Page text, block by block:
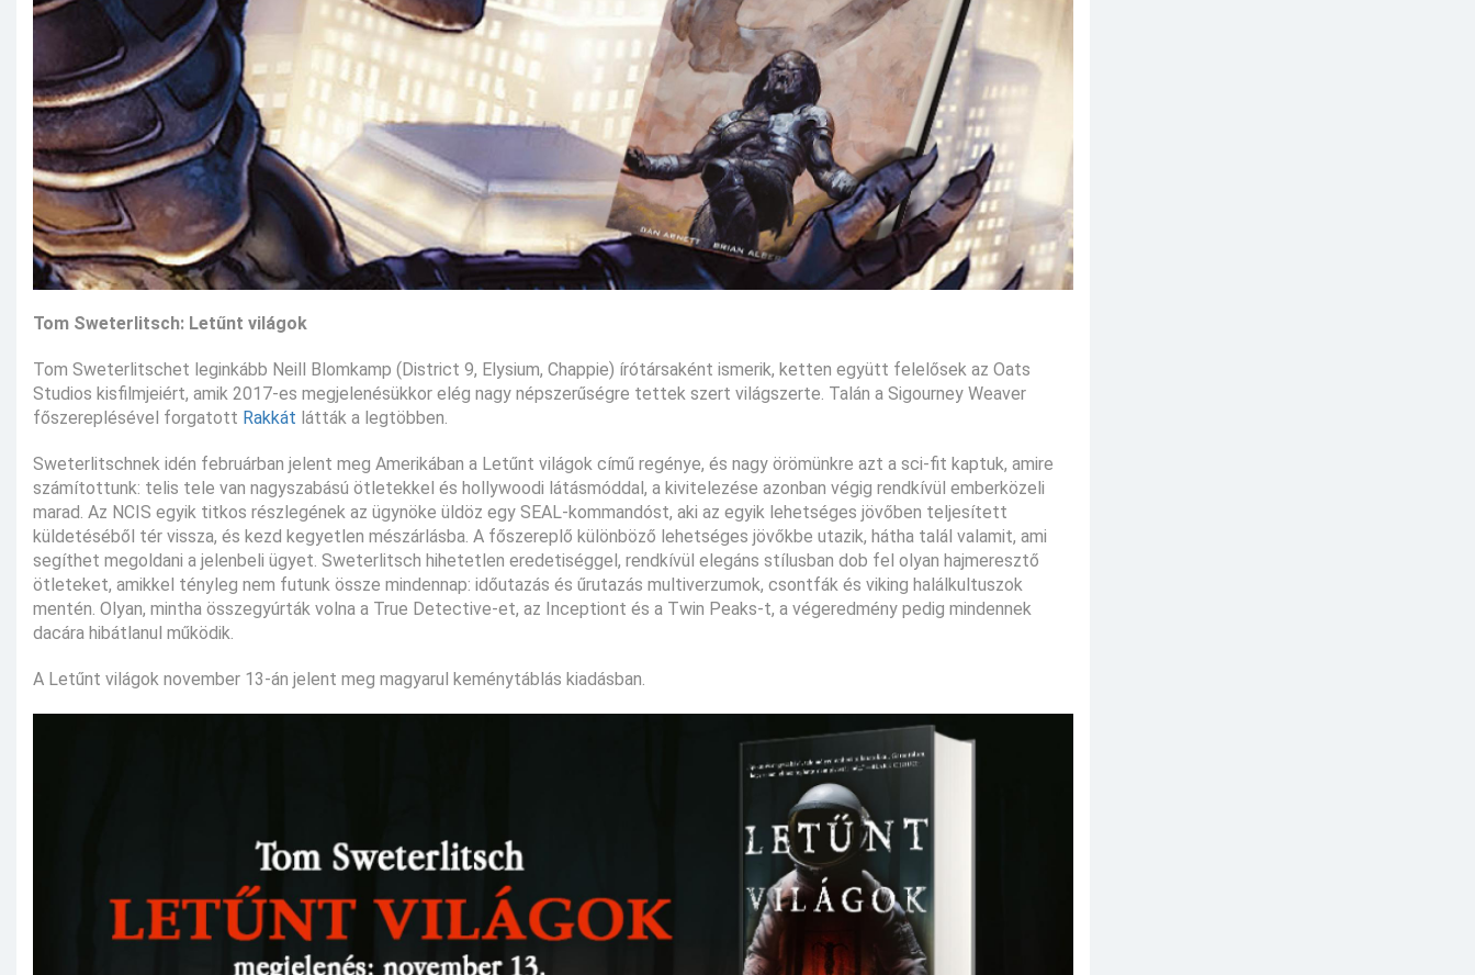
Tom Sweterlitsch: Letűnt világok
Tom Sweterlitschet leginkább Neill Blomkamp (District 9, Elysium, Chappie) írótársaként ismerik, ketten együtt felelősek az Oats
Studios kisfilmjeiért, amik 2017-es megjelenésükkor elég nagy népszerűségre tettek szert világszerte. Talán a Sigourney Weaver
főszereplésével forgatott Rakkát látták a legtöbben.
Sweterlitschnek idén februárban jelent meg Amerikában a Letűnt világok című regénye, és nagy örömünkre azt a sci-fit kaptuk, amire
számítottunk: telis tele van nagyszabású ötletekkel és hollywoodi látásmóddal, a kivitelezése azonban végig rendkívül emberközeli
marad. Az NCIS egyik titkos részlegének az ügynöke üldöz egy SEAL-kommandóst, aki az egyik lehetséges jövőben teljesített
küldetéséből tér vissza, és kezd kegyetlen mészárlásba. A főszereplő különböző lehetséges jövőkbe utazik, hátha talál valamit, ami
segíthet megoldani a jelenbeli ügyet. Sweterlitsch hihetetlen eredetiséggel, rendkívül elegáns stílusban dob fel olyan hajmeresztő
ötleteket, amikkel tényleg nem futunk össze mindennap: időutazás és űrutazás multiverzumok, csontfák és viking halálkultuszok
mentén. Olyan, mintha összegyúrták volna a True Detective-et, az Inceptiont és a Twin Peaks-t, a végeredmény pedig mindennek
dacára hibátlanul működik.
A Letűnt világok november 13-án jelent meg magyarul keménytáblás kiadásban.